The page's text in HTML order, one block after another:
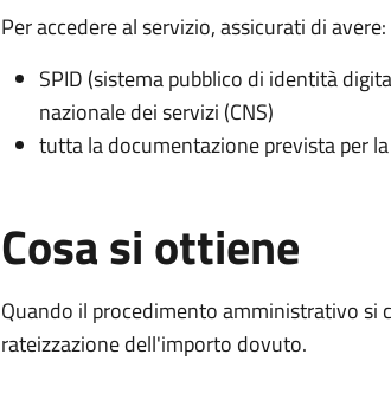
Per accedere al servizio, assicurati di avere:
SPID (sistema pubblico di identità
nazionale dei servizi (CNS)
tutta la documentazione prevista per
Cosa si ottiene
Quando il procedimento amministrativo si
rateizzazione dell'importo dovuto.